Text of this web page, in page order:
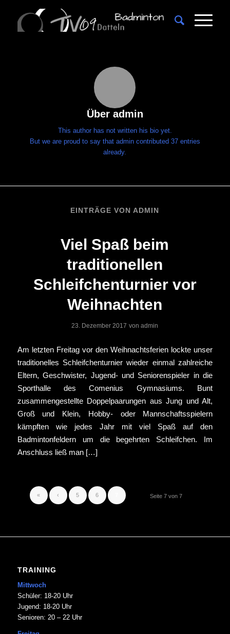
Über admin
This author has not written his bio yet.
But we are proud to say that admincontributed 37 entries
already.
EINTRÄGE VON ADMIN
Viel Spaß beim
traditionellen
Schleifchenturnier vor
Weihnachten
23. Dezember 2017 vonadmin
Am letzten Freitag vor den Weihnachtsferien lockte unser
traditionelles Schleifchenturnier wieder einmal zahlreiche
Eltern, Geschwister, Jugend- und Seniorenspieler in die
Sporthalle des Comenius Gymnasiums. Bunt
zusammengestellte Doppelpaarungen aus Jung und Alt,
Groß und Klein, Hobby- oder Mannschaftsspielern
kämpften wie jedes Jahr mit viel Spaß auf den
Badmintonfeldern um die begehrten Schleifchen. Im
Anschluss ließ man […]
Seite 7 von 7
« ‹ 5 6
TRAINING
Mittwoch
Schüler: 18-20 Uhr
Jugend: 18-20 Uhr
Senioren: 20 – 22 Uhr